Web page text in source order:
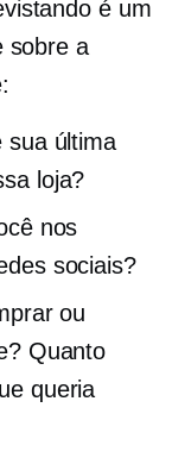
é um
sobre a
sua última
loja?
nos
sociais?
ou
Quanto
queria